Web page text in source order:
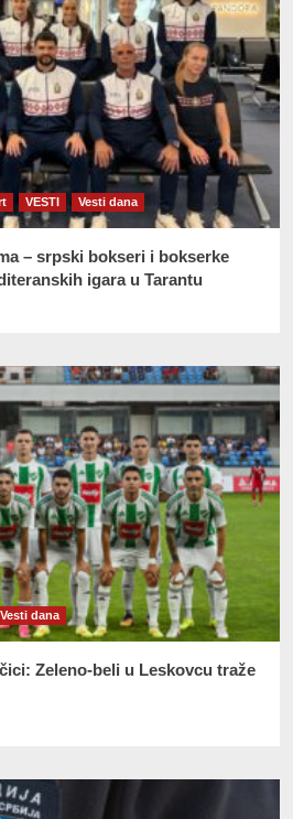
VESTI Vesti dana
– srpski bokseri i bokserke
igara u Tarantu
Vesti dana
Zeleno-beli u Leskovcu traže